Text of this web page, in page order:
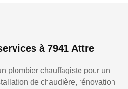
à 7941 Attre
plombier chauffagiste pour un
de chaudière, rénovation